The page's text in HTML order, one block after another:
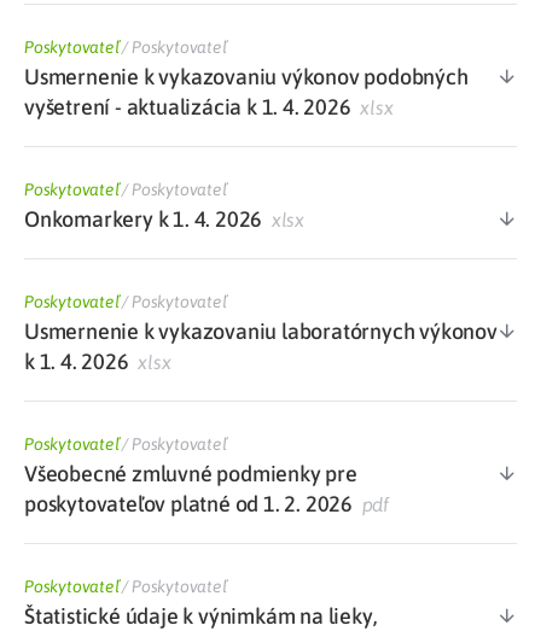
Poskytovateľ/Poskytovateľ
Usmernenie k vykazovaniu výkonov podobných
vyšetrení - aktualizácia k 1. 4. 2026 xlsx
Poskytovateľ/Poskytovateľ
Onkomarkery k 1. 4. 2026 xlsx
Poskytovateľ/Poskytovateľ
Usmernenie k vykazovaniu laboratórnych výkonov
k 1. 4. 2026 xlsx
Poskytovateľ/Poskytovateľ
Všeobecné zmluvné podmienky pre
poskytovateľov platné od 1. 2. 2026 pdf
Poskytovateľ/Poskytovateľ
Štatistické údaje k výnimkám na lieky,